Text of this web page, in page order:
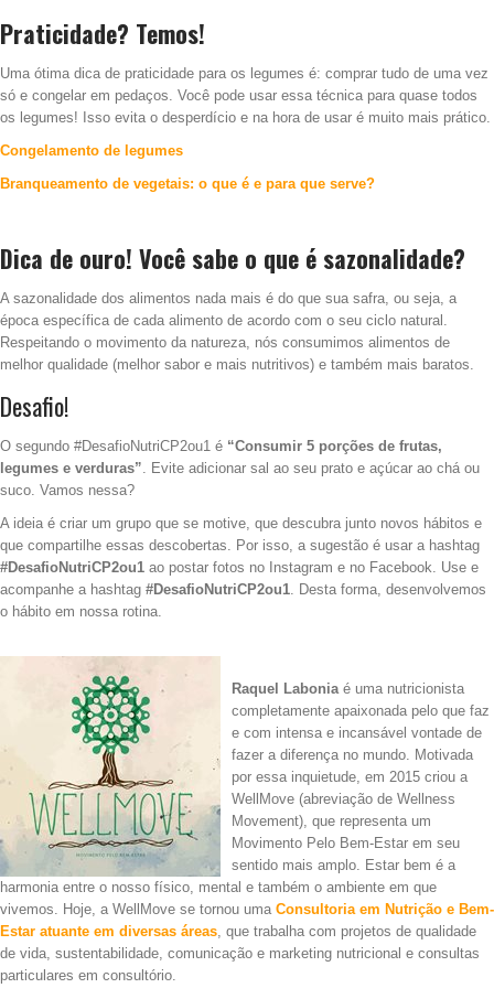
Praticidade? Temos!
Uma ótima dica de praticidade para os legumes é: comprar tudo de uma vez
só e congelar em pedaços. Você pode usar essa técnica para quase todos
os legumes! Isso evita o desperdício e na hora de usar é muito mais prático.
Congelamento de legumes
Branqueamento de vegetais: o que é e para que serve?
Dica de ouro! Você sabe o que é sazonalidade?
A sazonalidade dos alimentos nada mais é do que sua safra, ou seja, a
época específica de cada alimento de acordo com o seu ciclo natural.
Respeitando o movimento da natureza, nós consumimos alimentos de
melhor qualidade (melhor sabor e mais nutritivos) e também mais baratos.
Desafio!
O segundo #DesafioNutriCP2ou1 é “Consumir 5 porções de frutas,
legumes e verduras”. Evite adicionar sal ao seu prato e açúcar ao chá ou
suco. Vamos nessa?
A ideia é criar um grupo que se motive, que descubra junto novos hábitos e
que compartilhe essas descobertas. Por isso, a sugestão é usar a hashtag
#DesafioNutriCP2ou1 ao postar fotos no Instagram e no Facebook. Use e
acompanhe a hashtag #DesafioNutriCP2ou1. Desta forma, desenvolvemos
o hábito em nossa rotina.
Raquel Laboniaé uma nutricionista
completamente apaixonada pelo que faz
e com intensa e incansável vontade de
fazer a diferença no mundo. Motivada
por essa inquietude, em 2015 criou a
WellMove (abreviação de Wellness
Movement), que representa um
Movimento Pelo Bem-Estar em seu
sentido mais amplo. Estar bem é a
harmonia entre o nosso físico, mental e também o ambiente em que
vivemos. Hoje, a WellMove se tornou uma Consultoria em Nutrição e Bem-
Estar atuante em diversas áreas, que trabalha com projetos de qualidade
de vida, sustentabilidade, comunicação e marketing nutricional e consultas
particulares em consultório.